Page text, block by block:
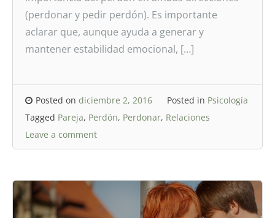
(perdonar y pedir perdón). Es importante
aclarar que, aunque ayuda a generar y
mantener estabilidad emocional, […]
Posted on diciembre 2, 2016 Posted in Psicología
Tagged Pareja, Perdón, Perdonar, Relaciones
Leave a comment